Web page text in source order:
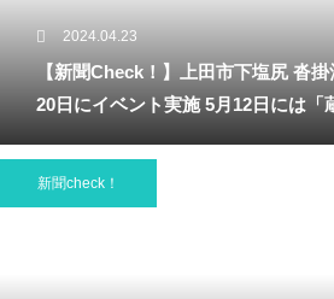
2024.04.23
【新聞Check！】上田市下塩尻 沓掛
20日にイベント実施 5月12日には「
新聞check！